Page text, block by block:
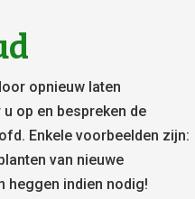
opnieuw laten
op en bespreken de
Enkele voorbeelden zijn:
van nieuwe
heggen indien nodig!